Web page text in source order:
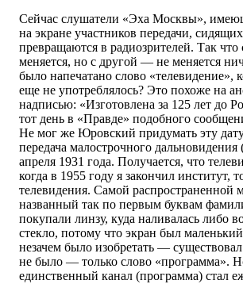
Сейчас слушатели «Эха Москвы»,
на экране участников передачи,
превращаются в радиозрителей. Так
меняется, но с другой — не меняется
было напечатано слово «телевидение»,
еще не употреблялось? Это похоже на
надписью: «Изготовлена за 125 лет до
тот день в «Правде» подобного
Не мог же Юровский придумать эту
передача малострочного
апреля 1931 года. Получается, что
когда в 1955 году я закончил
телевидения. Самой распространенной
названный так по первым буквам
покупали линзу, куда наливалась либо
стекло, потому что экран был
незачем было изобретать —
не было — только слово «программа».
единственный канал (программа) стал